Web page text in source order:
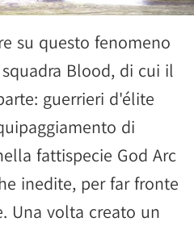
su questo fenomeno
Blood, di cui il
guerrieri d'élite
di
fattispecie God Arc
inedite, per far fronte
Una volta creato un